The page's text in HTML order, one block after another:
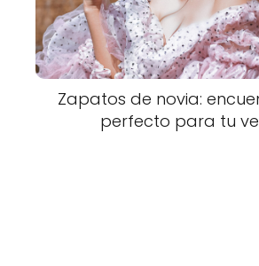
Zapatos de novia:
perfecto para tu